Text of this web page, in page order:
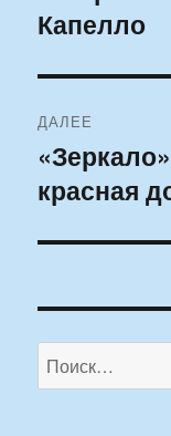
записям
запись:
Капелло
ДАЛЕЕ
Следующая
запись:
красная
Искать: